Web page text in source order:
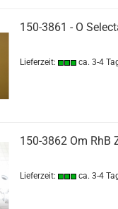
150-3861 - O
Lieferzeit: ca. 3-4
150-3862 Om RhB
Lieferzeit: ca. 3-4